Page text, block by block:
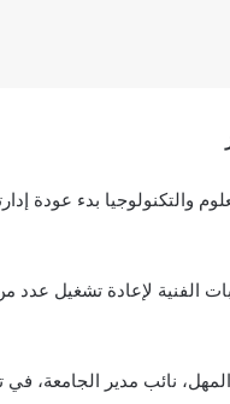
والتكنولوجيا بدء عودة
الفنية لإعادة تشغيل
نائب مدير الجامعة،